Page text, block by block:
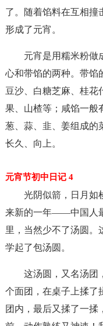
了。随着馅料在互相撞
形成了元宵。
元宵是用糯米粉做
心和带馅的两种。带馅
豆沙、白糖芝麻、桂花
果、山楂等；咸馅一般
葱、蒜、韭、姜组成的
长久、向上。
元宵节初中日记 4
光阴似箭，日月如
来新的一年——中国人
里，当然少不了汤圆。
学起了包汤圆。
这汤圆，又名汤团
个面团，在桌子上揉了
团内，最后又揉了一揉